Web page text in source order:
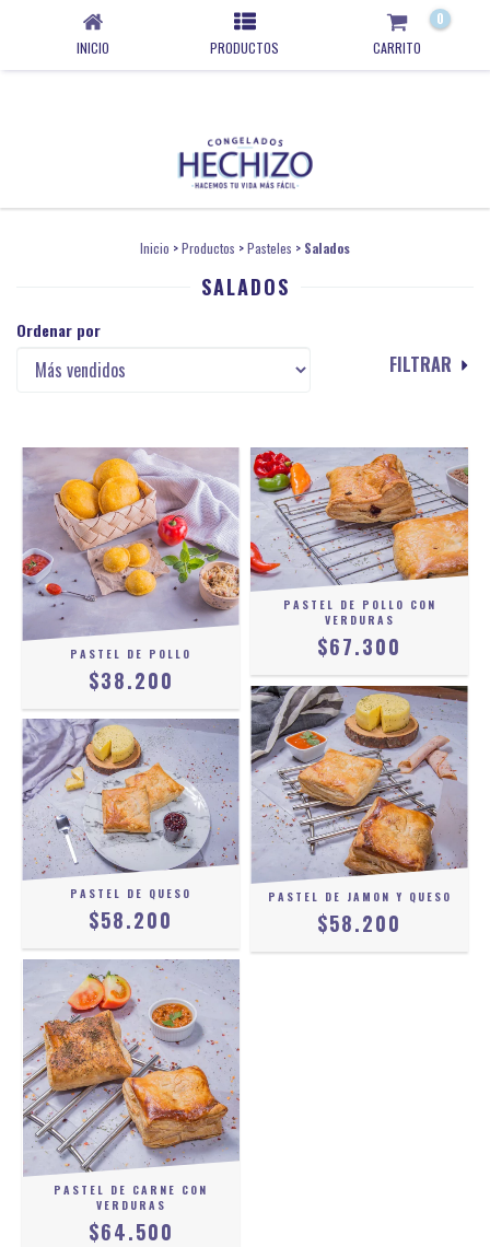
INICIO PRODUCTOS CARRITO
0
Inicio >Productos >Pasteles > Salados
SALADOS
Ordenar por
FILTRAR
PASTEL DE POLLO
$38.200
PASTEL DE POLLO CON
VERDURAS
$67.300
PASTEL DE QUESO
$58.200
PASTEL DE JAMON Y QUESO
$58.200
PASTEL DE CARNE CON
VERDURAS
$64.500